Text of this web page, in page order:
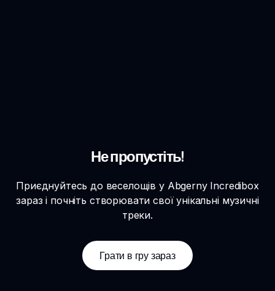
Не пропустіть!
Приєднуйтесь до веселощів у Abgerny Incredibox
зараз і почніть створювати свої унікальні музичні
треки.
Грати в гру зараз